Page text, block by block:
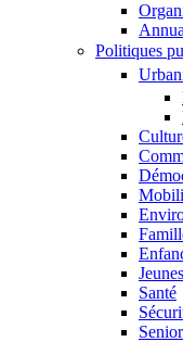
Politiques
Santé